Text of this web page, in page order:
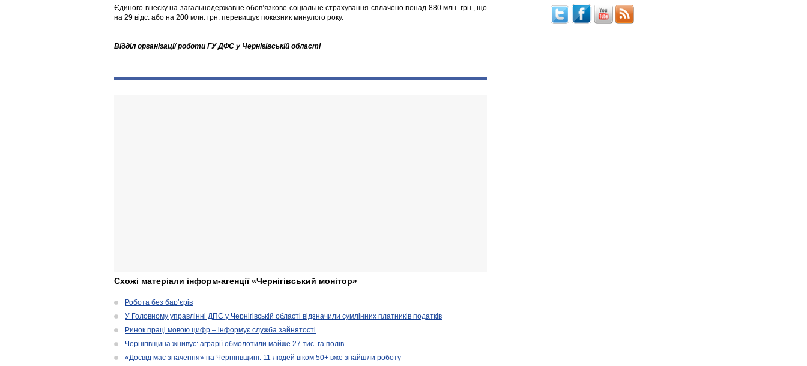
Єдиного внеску на загальнодержавне обов’язкове соціальне страхування сплачено понад 880 млн. грн., що
на 29 відс. або на 200 млн. грн. перевищує показник минулого року.
Відділ організації роботи ГУ ДФС у Чернігівській області
Схожі матеріали інформ-агенції «Чернігівський монітор»
Робота без бар’єрів
У Головному управлінні ДПС у Чернігівській області відзначили сумлінних платників податків
Ринок праці мовою цифр – інформує служба зайнятості
Чернігівщина жнивує: аграрії обмолотили майже 27 тис. га полів
«Досвід має значення» на Чернігівщині: 11 людей віком 50+ вже знайшли роботу